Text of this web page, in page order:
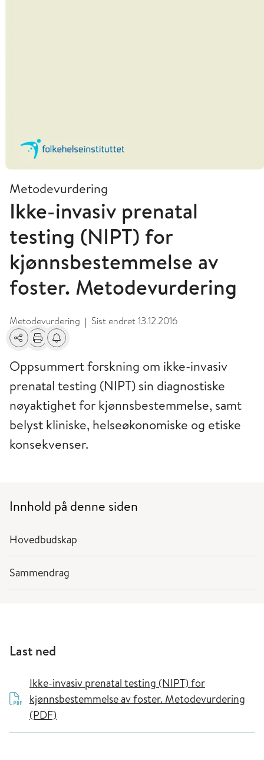
Metodevurdering
Ikke-invasiv prenatal
testing (NIPT) for
kjønnsbestemmelse av
foster. Metodevurdering
Metodevurdering | Sist endret13.12.2016
Del Skriv utFå varsel om endringer
Oppsummert forskning om ikke-invasiv
prenatal testing (NIPT) sin diagnostiske
nøyaktighet for kjønnsbestemmelse, samt
belyst kliniske, helseøkonomiske og etiske
konsekvenser.
Innhold på denne siden
Hovedbudskap
Sammendrag
Last ned
Ikke-invasiv prenatal testing (NIPT) for
kjønnsbestemmelse av foster. Metodevurdering
(PDF)